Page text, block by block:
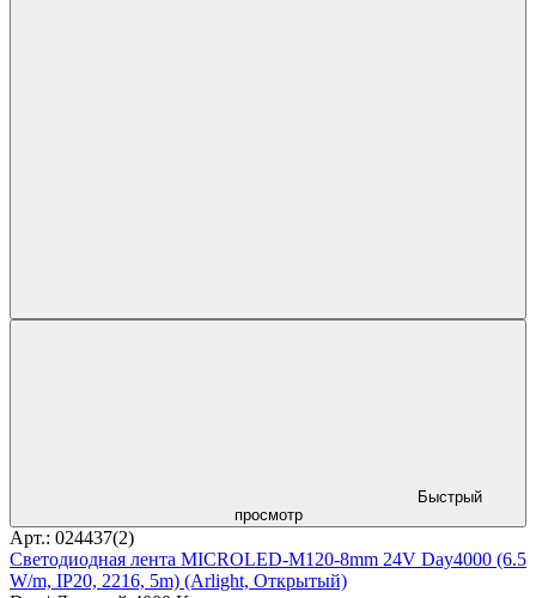
Быстрый
просмотр
Арт.: 024437(2)
Светодиодная лента MICROLED-M120-8mm 24V Day4000 (6.5
W/m, IP20, 2216, 5m) (Arlight, Открытый)